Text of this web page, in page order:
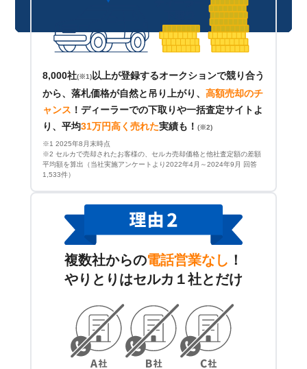
8,000社(※1) 以上が登録するオークションで競り合う
から、落札価格が自然と吊り上がり、 高額売却のチ
ャンス ！ ディーラーでの下取りや一括査定サイトよ
り、平均31万円高く売れた実績も！ (※2)
※1 2025年8月末時点
※2 セルカで売却されたお客様の、セルカ売却価格と他社査定額の差額
平均額を算出（当社実施アンケートより2022年4月～2024年9月 回答
1,533件）
複数社からの電話営業なし ！
やりとりはセルカ１社とだけ